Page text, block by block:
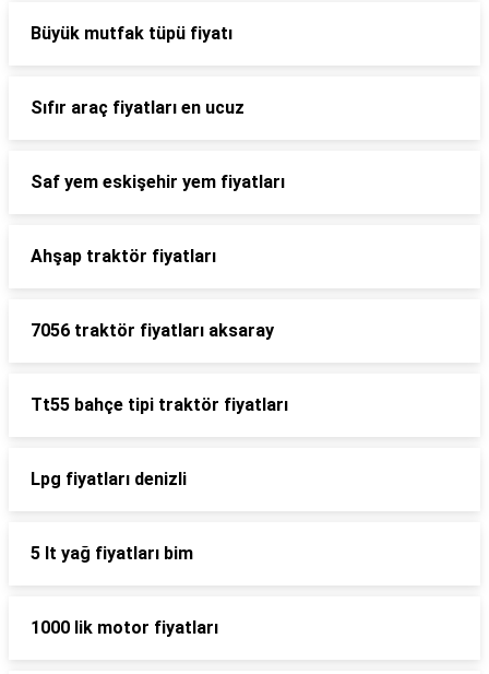
Büyük mutfak tüpü fiyatı
Sıfır araç fiyatları en ucuz
Saf yem eskişehir yem fiyatları
Ahşap traktör fiyatları
7056 traktör fiyatları aksaray
Tt55 bahçe tipi traktör fiyatları
Lpg fiyatları denizli
5 lt yağ fiyatları bim
1000 lik motor fiyatları